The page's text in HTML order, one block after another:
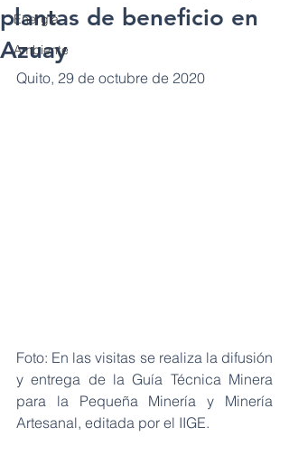
Energía
Ambiente
plantas de beneficio en
Azuay
Quito, 29 de octubre de 2020
Foto: En las visitas se realiza la difusión
y entrega de la Guía Técnica Minera
para la Pequeña Minería y Minería
Artesanal, editada por el IIGE.